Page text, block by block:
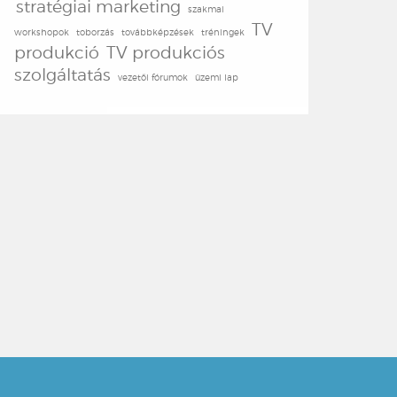
stratégiai marketing szakmai
workshopok toborzás továbbképzések tréningek
TV
produkció TV produkciós
szolgáltatás
vezetői fórumok üzemi lap